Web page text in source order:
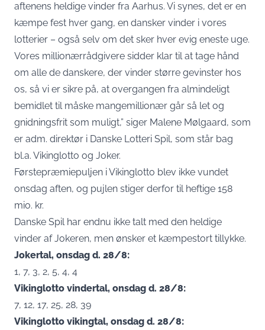
aftenens heldige vinder fra Aarhus. Vi synes, det er en
kæmpe fest hver gang, en dansker vinder i vores
lotterier – også selv om det sker hver evig eneste uge.
Vores millionærrådgivere sidder klar til at tage hånd
om alle de danskere, der vinder større gevinster hos
os, så vi er sikre på, at overgangen fra almindeligt
bemidlet til måske mangemillionær går så let og
gnidningsfrit som muligt,” siger Malene Mølgaard, som
er adm. direktør i Danske Lotteri Spil, som står bag
bl.a. Vikinglotto og Joker.
Førstepræmiepuljen i Vikinglotto blev ikke vundet
onsdag aften, og pujlen stiger derfor til heftige 158
mio. kr.
Danske Spil har endnu ikke talt med den heldige
vinder af Jokeren, men ønsker et kæmpestort tillykke.
Jokertal, onsdag d. 28/8:
1, 7, 3, 2, 5, 4, 4
Vikinglotto vindertal, onsdag d. 28/8:
7, 12, 17, 25, 28, 39
Vikinglotto vikingtal, onsdag d. 28/8: